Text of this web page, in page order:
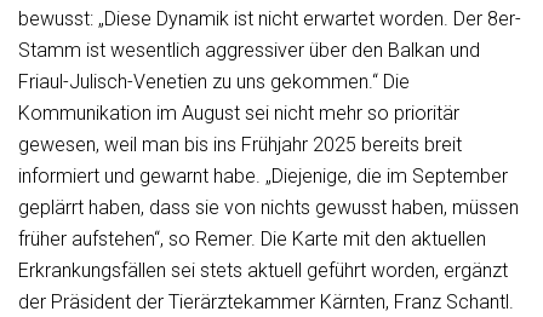
bewusst: „Diese Dynamik ist nicht erwartet worden. Der 8er-
Stamm ist wesentlich aggressiver über den Balkan und
Friaul-Julisch-Venetien zu uns gekommen.“ Die
Kommunikation im August sei nicht mehr so prioritär
gewesen, weil man bis ins Frühjahr 2025 bereits breit
informiert und gewarnt habe. „Diejenige, die im September
geplärrt haben, dass sie von nichts gewusst haben, müssen
früher aufstehen“, so Remer. Die Karte mit den aktuellen
Erkrankungsfällen sei stets aktuell geführt worden, ergänzt
der Präsident der Tierärztekammer Kärnten, Franz Schantl.